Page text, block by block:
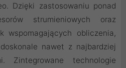
Dzięki zastosowaniu ponad
strumieniowych oraz
wspomagających obliczenia,
nawet z najbardziej
Zintegrowane technologie